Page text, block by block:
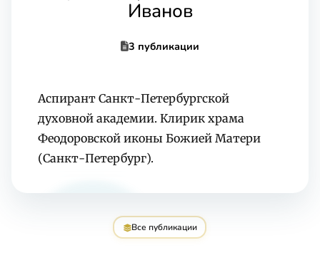
Иванов
3 публикации
Аспирант Санкт-Петербургской
духовной академии. Клирик храма
Феодоровской иконы Божией Матери
(Санкт-Петербург).
Все публикации